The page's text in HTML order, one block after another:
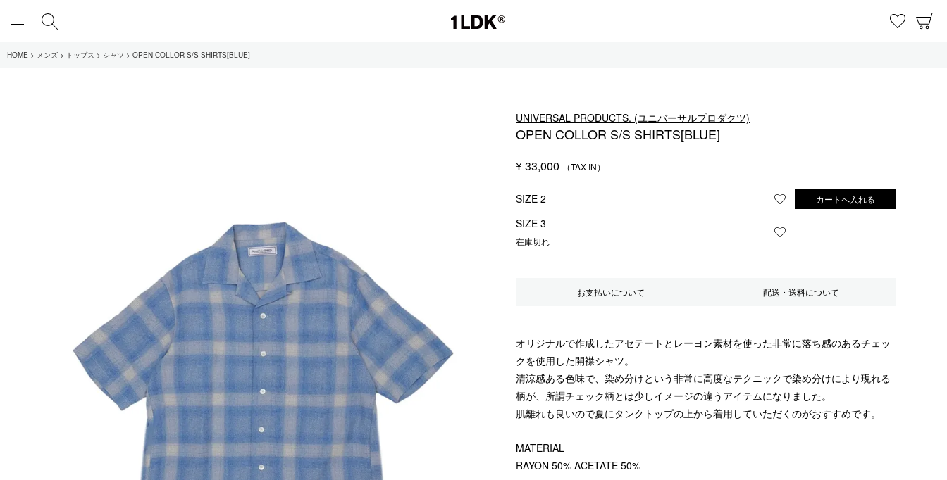
MENU お気に
SEARCH
HOME メンズ トップス シャツ OPEN COLLOR S/S SHIRTS[BLUE]
UNIVERSAL PRODUCTS. (ユニバーサルプロダクツ)
OPEN COLLOR S/S SHIRTS[BLUE]
¥33,000
SIZE 2 お気に入りに登録する
カートへ入れる
SIZE 3
在庫切れ お気に入りに登録する
—
お支払いについて 配送・送料について
オリジナルで作成したアセテートとレーヨン素材を使った非常に落ち感のあるチェッ
クを使用した開襟シャツ。
清涼感ある色味で、染め分けという非常に高度なテクニックで染め分けにより現れる
柄が、所謂チェック柄とは少しイメージの違うアイテムになりました。
肌離れも良いので夏にタンクトップの上から着用していただくのがおすすめです。
MATERIAL
RAYON 50% ACETATE 50%